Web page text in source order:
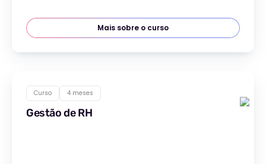
Mais sobre o curso
Curso 4 meses
Gestão de RH